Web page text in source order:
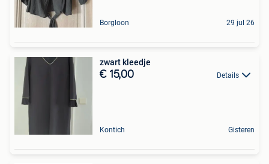
Borgloon 29 jul 26
zwart kleedje
€ 15,00 Details
Kontich Gisteren